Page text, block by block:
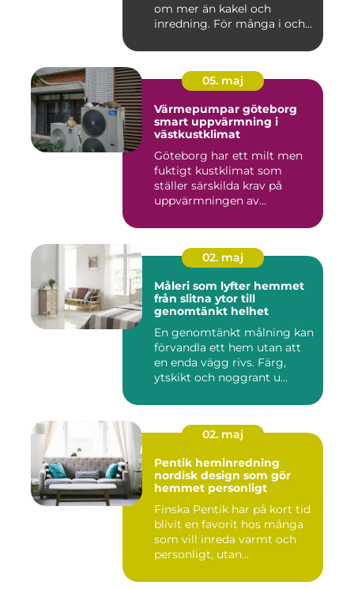
om mer än kakel och
inredning. För många i och
05. maj
Värmepumpar göteborg
smart uppvärmning i
västkustklimat
Göteborg har ett milt men
fuktigt kustklimat som
ställer särskilda krav på
uppvärmningen av
02. maj
Måleri som lyfter hemmet
från slitna ytor till
genomtänkt helhet
En genomtänkt målning kan
förvandla ett hem utan att
en enda vägg rivs. Färg,
ytskikt och noggrant u...
02. maj
Pentik heminredning
nordisk design som gör
hemmet personligt
Finska Pentik har på kort tid
blivit en favorit hos många
som vill inreda varmt och
personligt, utan...